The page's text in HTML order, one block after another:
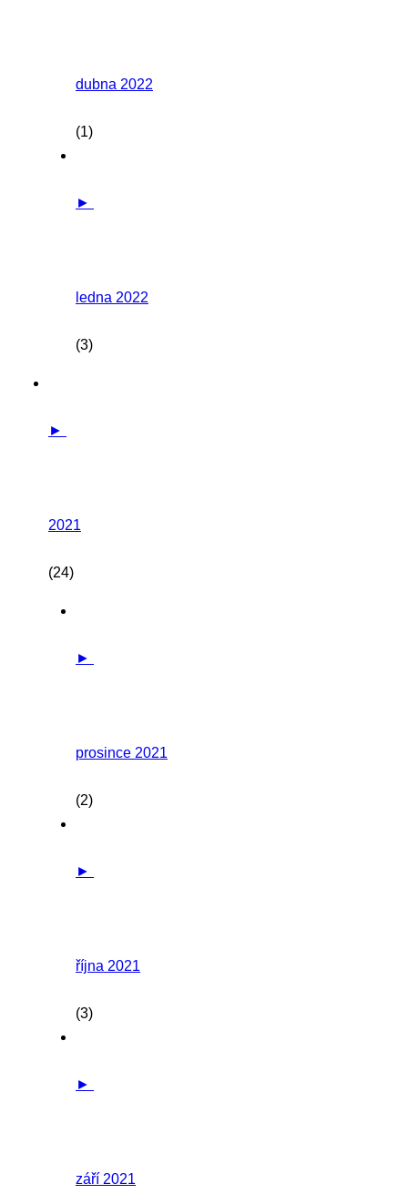
dubna 2022
(1)
►
ledna 2022
(3)
►
2021
(24)
►
prosince 2021
(2)
►
října 2021
(3)
►
září 2021